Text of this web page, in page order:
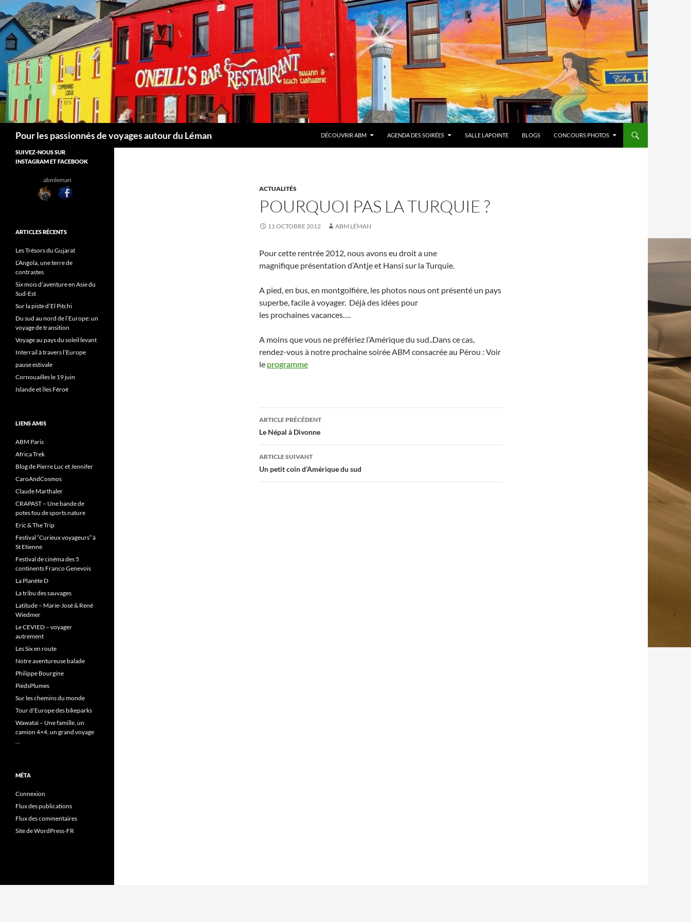
au
contenu
Pour les passionnés de voyages autour du Léman DÉCOUVRIR ABM AGENDA DES SOIRÉES SALLE LAPOINTE BLOGS CONCOURS PHOTOS
ACTUALITÉS
POURQUOI PAS LA TURQUIE ?
11 OCTOBRE 2012 ABM LÉMAN
Pour cette rentrée 2012, nous avons eu droit a une
magnifique présentation d’Antje et Hansi sur la Turquie.
A pied, en bus, en montgolfière, les photos nous ont présenté un pays
superbe, facile à voyager. Déjà des idées pour
les prochaines vacances….
A moins que vous ne préfériez l’Amérique du sud..Dans ce cas,
rendez-vous à notre prochaine soirée ABM consacrée au Pérou : Voir
le programme
Navigation
des
articles
ARTICLE PRÉCÉDENT
Le Népal à Divonne
ARTICLE SUIVANT
Un petit coin d’Amérique du sud
SUIVEZ-NOUS SUR
INSTAGRAM ET FACEBOOK
abmleman
ARTICLES RÉCENTS
Les Trésors du Gujarat
L’Angola, une terre de
contrastes
Six mois d’aventure en Asie du
Sud-Est
Sur la piste d’El Pitchi
Du sud au nord de l’Europe: un
voyage de transition
Voyage au pays du soleil levant
Interrail à travers l’Europe
pause estivale
Cornouailles le 19 juin
Islande et Îles Féroé
LIENS AMIS
ABM Paris
Africa Trek
Blog de Pierre Luc et Jennifer
CaroAndCosmos
Claude Marthaler
CRAPAST – Une bande de
potes fou de sports nature
Eric & The Trip
Festival “Curieux voyageurs” à
St Etienne
Festival de cinéma des 5
continents Franco Genevois
La Planète D
La tribu des sauvages
Latitude – Marie-José & René
Wiedmer
Le CEVIED – voyager
autrement
Les Six en route
Notre aventureuse balade
Philippe Bourgine
PiedsPlumes
Sur les chemins du monde
Tour d'Europe des bikeparks
Wawataï – Une famille, un
camion 4×4, un grand voyage
…
MÉTA
Connexion
Flux des publications
Flux des commentaires
Site de WordPress-FR